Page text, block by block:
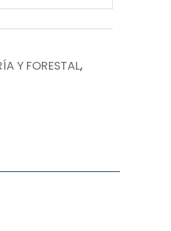
Y FORESTAL,